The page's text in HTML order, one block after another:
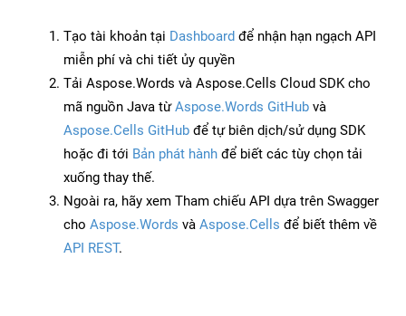
Tạo tài khoản tại Dashboard để nhận hạn ngạch API
miễn phí và chi tiết ủy quyền
Tải Aspose.Words và Aspose.Cells Cloud SDK cho
mã nguồn Java từAspose.Words GitHub và
Aspose.Cells GitHub để tự biên dịch/sử dụng SDK
hoặc đi tới Bản phát hành để biết các tùy chọn tải
xuống thay thế.
Ngoài ra, hãy xem Tham chiếu API dựa trên Swagger
cho Aspose.Words và Aspose.Cells để biết thêm về
API REST.